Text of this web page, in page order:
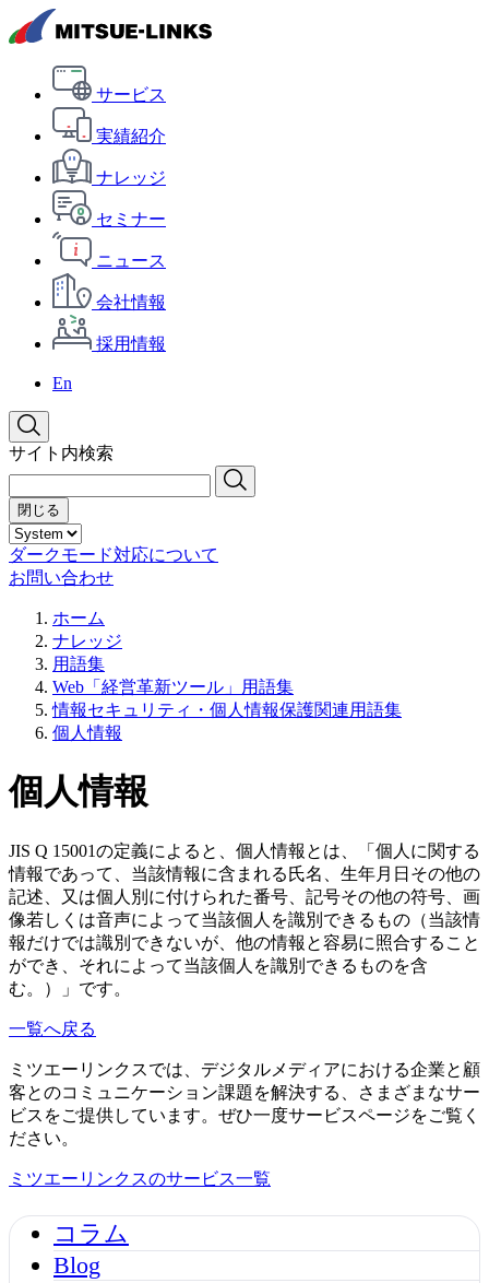
サービス
実績紹介
ナレッジ
セミナー
ニュース
会社情報
採用情報
En
サイト内検索
閉じる
ダークモード対応について
お問い合わせ
ホーム
ナレッジ
用語集
Web「経営革新ツール」用語集
情報セキュリティ・個人情報保護関連用語集
個人情報
個人情報
JIS Q 15001の定義によると、個人情報とは、「個人に関する
情報であって、当該情報に含まれる氏名、生年月日その他の
記述、又は個人別に付けられた番号、記号その他の符号、画
像若しくは音声によって当該個人を識別できるもの（当該情
報だけでは識別できないが、他の情報と容易に照合すること
ができ、それによって当該個人を識別できるものを含
む。）」です。
一覧へ戻る
ミツエーリンクスでは、デジタルメディアにおける企業と顧
客とのコミュニケーション課題を解決する、さまざまなサー
ビスをご提供しています。ぜひ一度サービスページをご覧く
ださい。
ミツエーリンクスのサービス一覧
コラム
Blog